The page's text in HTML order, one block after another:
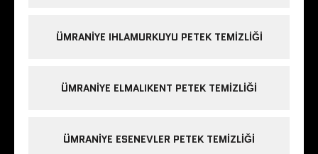
ÜMRANIYE IHLAMURKUYU PETEK TEMIZLIĞI
ÜMRANIYE ELMALIKENT PETEK TEMIZLIĞI
ÜMRANIYE ESENEVLER PETEK TEMIZLIĞI